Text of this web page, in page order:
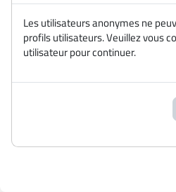
Les utilisateurs anonymes ne
profils utilisateurs. Veuillez vous
utilisateur pour continuer.